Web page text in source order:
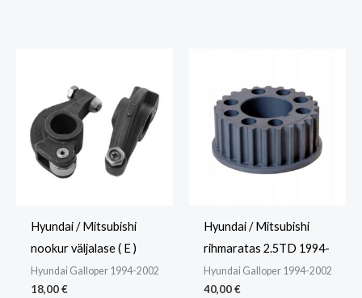
Hyundai / Mitsubishi
nookur väljalase ( E )
Hyundai Galloper 1994-2002
18,00€
Hyundai / Mitsubishi
rihmaratas 2.5TD 1994-
Hyundai Galloper 1994-2002
40,00€